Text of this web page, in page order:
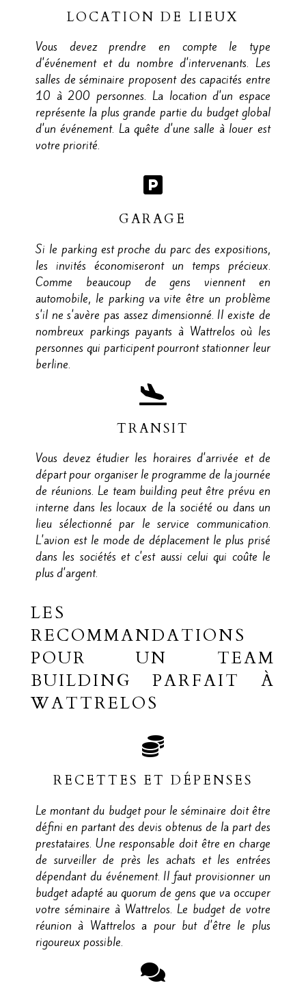
LOCATION DE LIEUX
Vous devez prendre en compte le type
d'événement et du nombre d'intervenants. Les
salles de séminaire proposent des capacités entre
10 à 200 personnes. La location d'un espace
représente la plus grande partie du budget global
d'un événement. La quête d'une salle à louer est
votre priorité.
GARAGE
Si le parking est proche du parc des expositions,
les invités économiseront un temps précieux.
Comme beaucoup de gens viennent en
automobile, le parking va vite être un problème
s'il ne s'avère pas assez dimensionné. Il existe de
nombreux parkings payants à Wattrelos où les
personnes qui participent pourront stationner leur
berline.
TRANSIT
Vous devez étudier les horaires d'arrivée et de
départ pour organiser le programme de la journée
de réunions. Le team building peut être prévu en
interne dans les locaux de la société ou dans un
lieu sélectionné par le service communication.
L'avion est le mode de déplacement le plus prisé
dans les sociétés et c'est aussi celui qui coûte le
plus d'argent.
LES
RECOMMANDATIONS
POUR UN TEAM
BUILDING PARFAIT À
WATTRELOS
RECETTES ET DÉPENSES
Le montant du budget pour le séminaire doit être
défini en partant des devis obtenus de la part des
prestataires. Une responsable doit être en charge
de surveiller de près les achats et les entrées
dépendant du événement. Il faut provisionner un
budget adapté au quorum de gens que va occuper
votre séminaire à Wattrelos. Le budget de votre
réunion à Wattrelos a pour but d'être le plus
rigoureux possible.